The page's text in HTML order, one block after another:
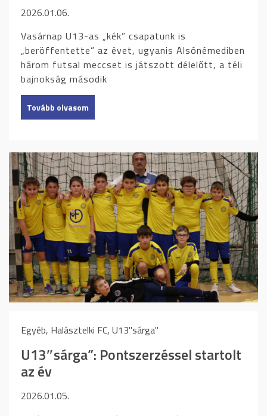
2026.01.06.
Vasárnap U13-as „kék” csapatunk is
„beröffentette” az évet, ugyanis Alsónémediben
három futsal meccset is játszott délelőtt, a téli
bajnokság második
Tovább olvasom
Egyéb, Halásztelki FC, U13"sárga"
U13″sárga”: Pontszerzéssel startolt
az év
2026.01.05.